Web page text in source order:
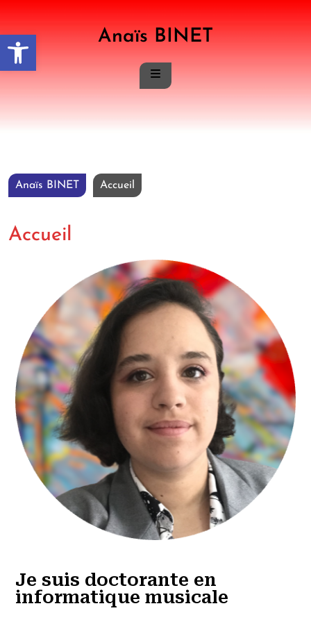
Anaïs BINET
Anaïs BINET Accueil
Accueil
Je suis doctorante en
informatique musicale
Ouvrir la barre d’outils